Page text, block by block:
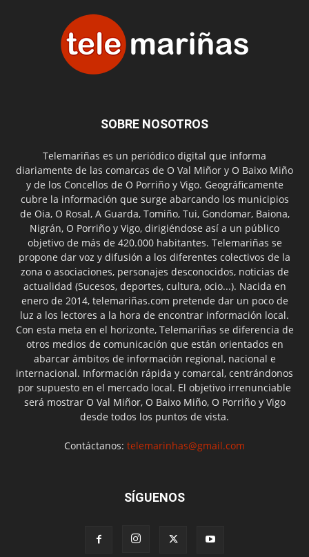
SOBRE NOSOTROS
Telemariñas es un periódico digital que informa
diariamente de las comarcas de O Val Miñor y O Baixo Miño
y de los Concellos de O Porriño y Vigo. Geográficamente
cubre la información que surge abarcando los municipios
de Oia, O Rosal, A Guarda, Tomiño, Tui, Gondomar, Baiona,
Nigrán, O Porriño y Vigo, dirigiéndose así a un público
objetivo de más de 420.000 habitantes. Telemariñas se
propone dar voz y difusión a los diferentes colectivos de la
zona o asociaciones, personajes desconocidos, noticias de
actualidad (Sucesos, deportes, cultura, ocio...). Nacida en
enero de 2014, telemariñas.com pretende dar un poco de
luz a los lectores a la hora de encontrar información local.
Con esta meta en el horizonte, Telemariñas se diferencia de
otros medios de comunicación que están orientados en
abarcar ámbitos de información regional, nacional e
internacional. Información rápida y comarcal, centrándonos
por supuesto en el mercado local. El objetivo irrenunciable
será mostrar O Val Miñor, O Baixo Miño, O Porriño y Vigo
desde todos los puntos de vista.
Contáctanos: telemarinhas@gmail.com
SÍGUENOS